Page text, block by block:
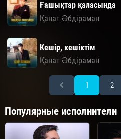
Ғашықтар қаласында
Қанат Әбдіраман
Кешір, кешіктім
Қанат Әбдіраман
1 2
Популярные исполнители